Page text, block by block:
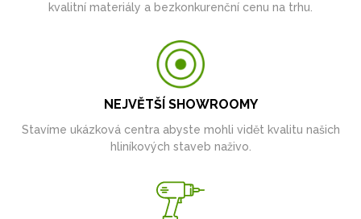
kvalitní materiály a bezkonkurenční cenu na trhu.
NEJVĚTŠÍ SHOWROOMY
Stavíme ukázková centra abyste mohli vidět kvalitu našich
hliníkových staveb naživo.